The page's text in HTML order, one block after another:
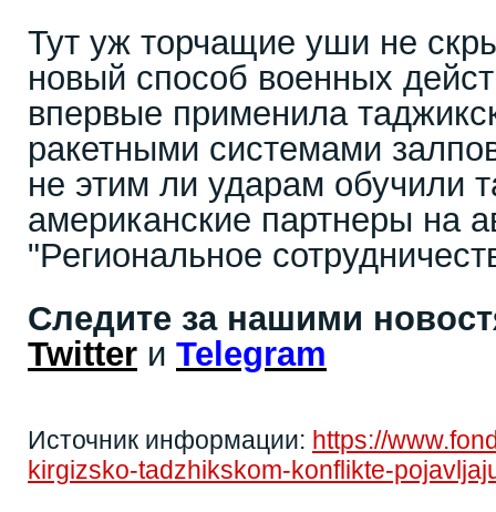
Тут уж торчащие уши не
новый способ военных
впервые применила
ракетными системами
не этим ли ударам обучили
американские партнеры на
"Региональное
Следите за нашими
Twitter и Telegram
Источник информации: https://
kirgizsko-tadzhikskom-konflikte-